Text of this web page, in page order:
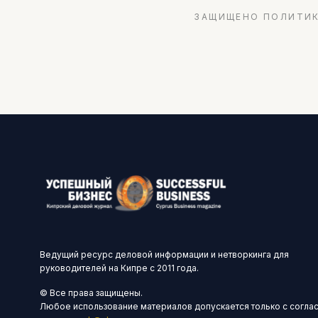
ЗАЩИЩЕНО
Ведущий ресурс деловой информации и нетворкинга для
руководителей на Кипре с 2011 года.
© Все права защищены.
Любое использование материалов допускается только с